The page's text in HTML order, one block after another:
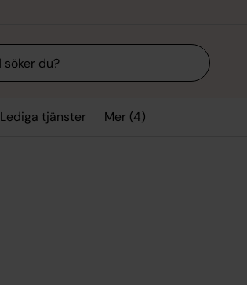
Lediga tjänster Mer (4)